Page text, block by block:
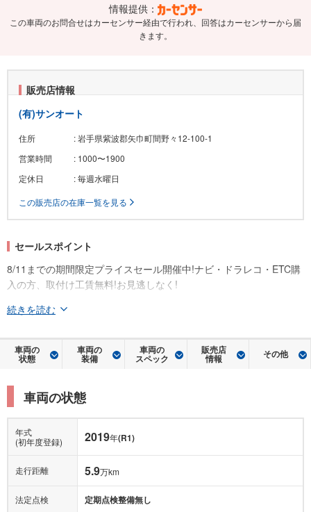
情報提供：
この車両のお問合せはカーセンサー経由で行われ、回答はカーセンサーから届
きます。
販売店情報
(有)サンオート
住所
: 岩手県紫波郡矢巾町間野々12-100-1
営業時間
: 1000〜1900
定休日
: 毎週水曜日
この販売店の在庫一覧を見る
セールスポイント
8/11までの期間限定プライスセール開催中!ナビ・ドラレコ・ETC購
入の方、取付け工賃無料!お見逃しなく!
続きを読む
車両の
状態
車両の
装備
車両の
スペック
販売店
情報 その他
車両の状態
年式
(初年度登録)
2019年(R1)
走行距離 5.9万km
法定点検 定期点検整備無し